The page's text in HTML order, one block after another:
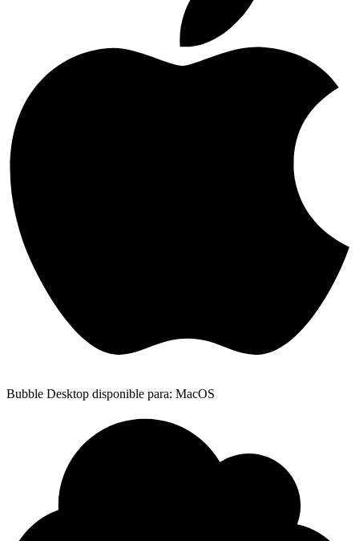
Bubble Desktop disponible para: MacOS